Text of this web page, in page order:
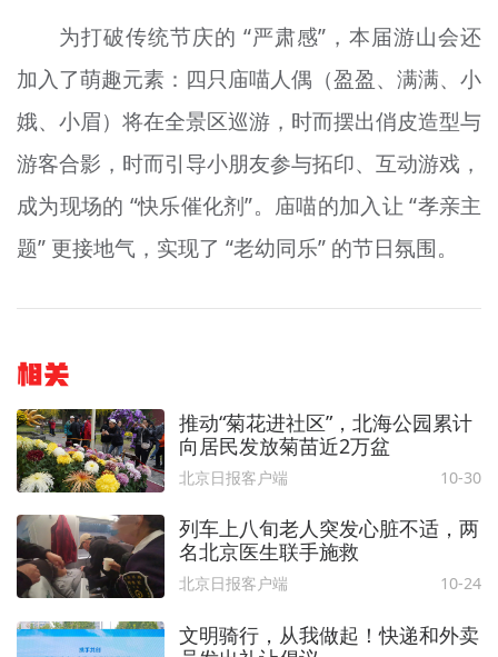
为打破传统节庆的 “严肃感”，本届游山会还
加入了萌趣元素：四只庙喵人偶 （盈盈、满满、小
娥、小眉）将在全景区巡游，时而摆出俏皮造型与
游客合影，时而引导小朋友参与拓印、互动游戏，
成为现场的 “快乐催化剂”。 庙喵的加入让 “孝亲主
题” 更接地气，实现了 “老幼同乐” 的节日氛围。
相关
推动“菊花进社区”，北海公园累计
向居民发放菊苗近2万盆
北京日报客户端 10-30
列车上八旬老人突发心脏不适，两
名北京医生联手施救
北京日报客户端 10-24
文明骑行，从我做起！快递和外卖